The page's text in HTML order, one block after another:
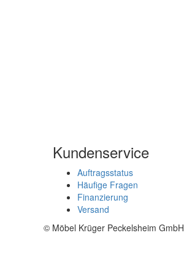
Kundenservice
Auftragsstatus
Häufige Fragen
Finanzierung
Versand
© Möbel Krüger Peckelsheim GmbH